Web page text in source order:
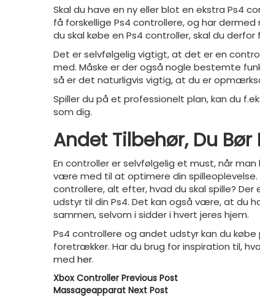
Skal du have en ny eller blot en ekstra Ps4
få forskellige Ps4 controllere, og har
du skal købe en Ps4 controller, skal du
Det er selvfølgelig vigtigt, at det er en
med. Måske er der også nogle bestemte
så er det naturligvis vigtig, at du er
Spiller du på et professionelt plan, kan du
som dig.
Andet Tilbehør, Du Bør
En controller er selvfølgelig et must, når
være med til at optimere din spilleoplevelse.
controllere, alt efter, hvad du skal spille?
udstyr til din Ps4. Det kan også være, at du
sammen, selvom i sidder i hvert jeres hjem.
Ps4 controllere og andet udstyr kan du
foretrækker. Har du brug for inspiration til,
med her.
Xbox Controller Previous Post
Massageapparat Next Post